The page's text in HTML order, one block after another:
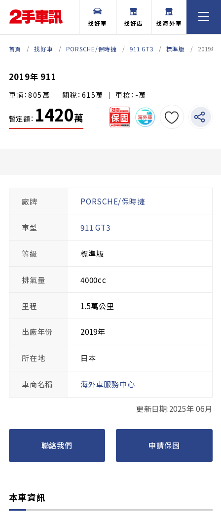
找好車 找好店 找海外車
首頁 找好車 PORSCHE/保時捷 911 GT3 標準版 2019年
2019年 911
車輛：805萬 ｜ 關稅：615萬 ｜ 車檢：-萬
暫定額： 1420萬
廠牌 PORSCHE/保時捷
車型 911 GT3
等級 標準版
排氣量 4000cc
里程 1.5萬公里
出廠年份 2019年
所在地 日本
車商名稱 海外車服務中心
更新日期:2025年 06月
聯絡我們 申請保固
本車資訊